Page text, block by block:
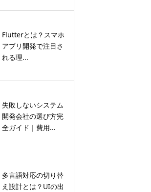
Flutterとは？スマホ
アプリ開発で注目さ
れる理...
失敗しないシステム
開発会社の選び方完
全ガイド｜費用...
多言語対応の切り替
え設計とは？UIの出